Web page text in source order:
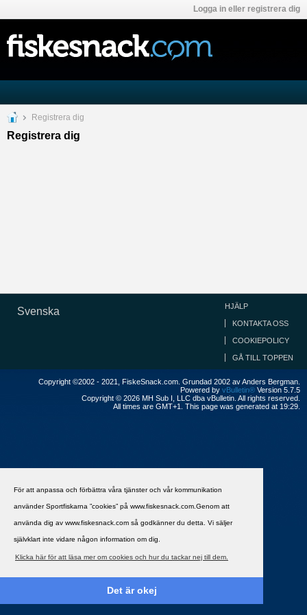
För att anpassa och förbättra våra tjänster och vår kommunikation
använder Sportfiskarna ”cookies” på www.fiskesnack.com.Genom att
använda dig av www.fiskesnack.com så godkänner du detta. Vi säljer
självklart inte vidare någon information om dig.
Klicka här för att läsa mer om cookies och hur du tackar nej till dem.
Det är okej
Logga in eller registrera dig
Registrera dig
Registrera dig
Svenska HJÄLP
KONTAKTA OSS
COOKIEPOLICY
GÅ TILL TOPPEN
Copyright ©2002 - 2021, FiskeSnack.com. Grundad 2002 av Anders Bergman.
Powered by vBulletin® Version 5.7.5
Copyright © 2026 MH Sub I, LLC dba vBulletin. All rights reserved.
All times are GMT+1. This page was generated at 19:29.